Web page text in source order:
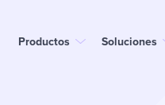
Productos Soluciones